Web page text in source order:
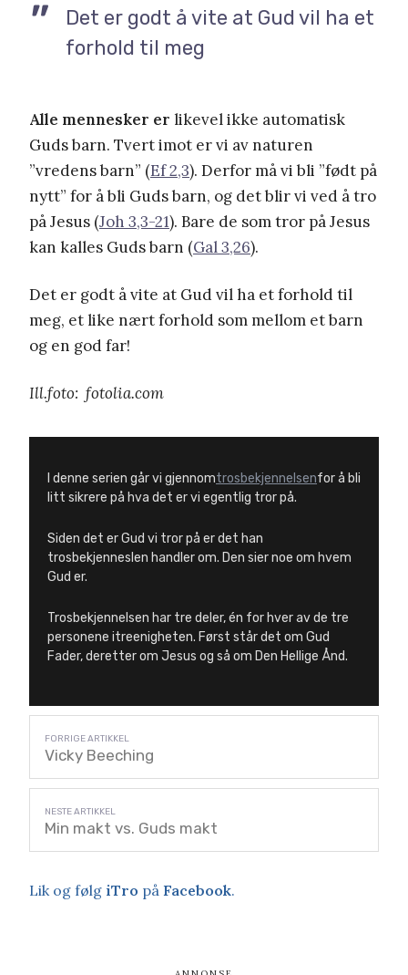
Det er godt å vite at Gud vil ha et
forhold til meg
Alle mennesker er likevel ikke automatisk
Guds barn. Tvert imot er vi av naturen
”vredens barn” (Ef 2,3). Derfor må vi bli ”født på
nytt” for å bli Guds barn, og det blir vi ved å tro
på Jesus (Joh 3,3-21). Bare de som tror på Jesus
kan kalles Guds barn (Gal 3,26).
Det er godt å vite at Gud vil ha et forhold til
meg, et like nært forhold som mellom et barn
og en god far!
Ill.foto: fotolia.com
I denne serien går vi gjennomtrosbekjennelsenfor å bli
litt sikrere på hva det er vi egentlig tror på.
Siden det er Gud vi tror på er det han
trosbekjenneslen handler om. Den sier noe om hvem
Gud er.
Trosbekjennelsen har tre deler, én for hver av de tre
personene itreenigheten. Først står det om Gud
Fader, deretter om Jesus og så om Den Hellige Ånd.
Vicky Beeching
Min makt vs. Guds makt
Lik og følg iTro på Facebook.